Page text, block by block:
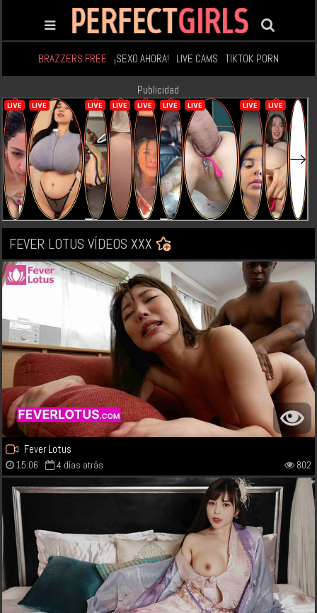
BRAZZERS FREE ¡SEXO AHORA! LIVE CAMS TIKTOK PORN
Publicidad
FEVER LOTUS VÍDEOS XXX
Fever Lotus
15:06 4 días atrás 802